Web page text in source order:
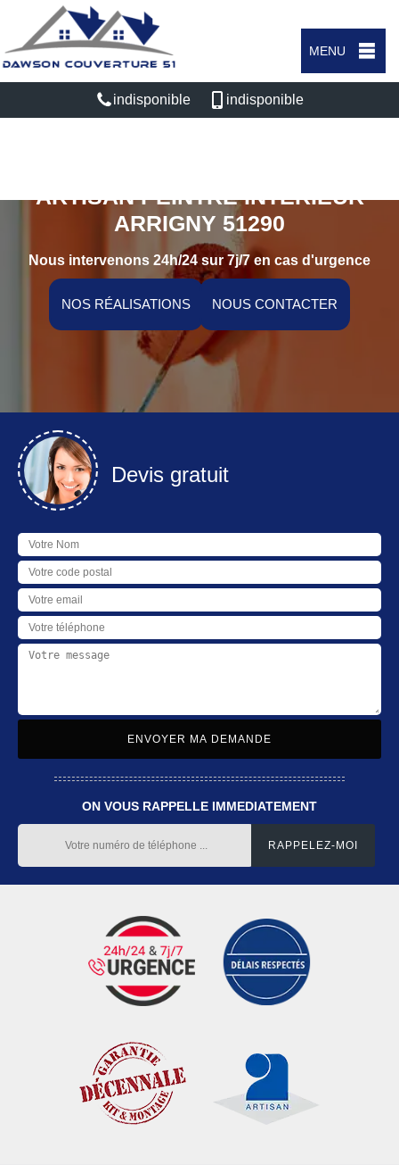
MENU
indisponible indisponible
ARTISAN PEINTRE INTÉRIEUR
ARRIGNY 51290
Nous intervenons 24h/24 sur 7j/7 en cas d'urgence
NOS RÉALISATIONS NOUS CONTACTER
Devis gratuit
ON VOUS RAPPELLE IMMEDIATEMENT